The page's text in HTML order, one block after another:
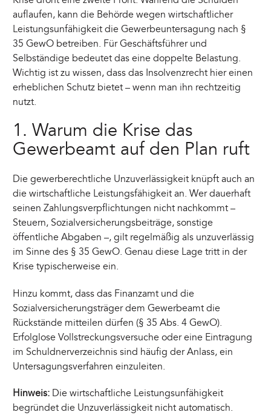
auflaufen, kann die Behörde wegen wirtschaftlicher
Leistungsunfähigkeit die Gewerbeuntersagung nach §
35 GewO betreiben. Für Geschäftsführer und
Selbständige bedeutet das eine doppelte Belastung.
Wichtig ist zu wissen, dass das Insolvenzrecht hier einen
erheblichen Schutz bietet – wenn man ihn rechtzeitig
nutzt.
1. Warum die Krise das
Gewerbeamt auf den Plan ruft
Die gewerberechtliche Unzuverlässigkeit knüpft auch an
die wirtschaftliche Leistungsfähigkeit an. Wer dauerhaft
seinen Zahlungsverpflichtungen nicht nachkommt –
Steuern, Sozialversicherungsbeiträge, sonstige
öffentliche Abgaben –, gilt regelmäßig als unzuverlässig
im Sinne des § 35 GewO. Genau diese Lage tritt in der
Krise typischerweise ein.
Hinzu kommt, dass das Finanzamt und die
Sozialversicherungsträger dem Gewerbeamt die
Rückstände mitteilen dürfen (§ 35 Abs. 4 GewO).
Erfolglose Vollstreckungsversuche oder eine Eintragung
im Schuldnerverzeichnis sind häufig der Anlass, ein
Untersagungsverfahren einzuleiten.
Hinweis: Die wirtschaftliche Leistungsunfähigkeit
begründet die Unzuverlässigkeit nicht automatisch.